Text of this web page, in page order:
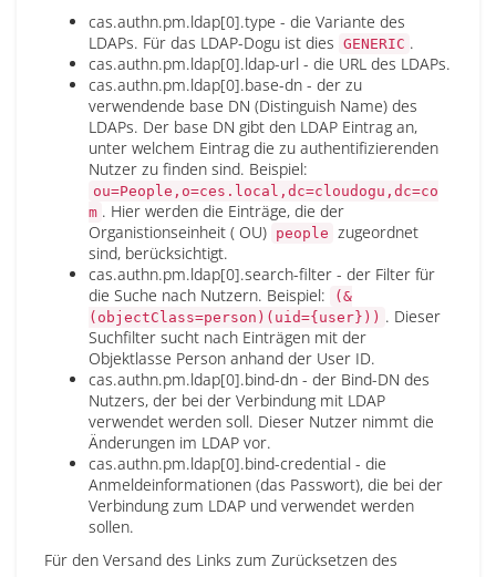
cas.authn.pm.ldap[0].type - die Variante des
LDAPs. Für das LDAP-Dogu ist dies GENERIC .
cas.authn.pm.ldap[0].ldap-url - die URL des LDAPs.
cas.authn.pm.ldap[0].base-dn - der zu
verwendende base DN (Distinguish Name) des
LDAPs. Der base DN gibt den LDAP Eintrag an,
unter welchem Eintrag die zu authentifizierenden
Nutzer zu finden sind. Beispiel:
ou=People,o=ces.local,dc=cloudogu,dc=co
m . Hier werden die Einträge, die der
Organistionseinheit ( OU) people zugeordnet
sind, berücksichtigt.
cas.authn.pm.ldap[0].search-filter - der Filter für
die Suche nach Nutzern. Beispiel:
(&
(objectClass=person)(uid={user})) . Dieser
Suchfilter sucht nach Einträgen mit der
Objektlasse Person anhand der User ID.
cas.authn.pm.ldap[0].bind-dn - der Bind-DN des
Nutzers, der bei der Verbindung mit LDAP
verwendet werden soll. Dieser Nutzer nimmt die
Änderungen im LDAP vor.
cas.authn.pm.ldap[0].bind-credential - die
Anmeldeinformationen (das Passwort), die bei der
Verbindung zum LDAP und verwendet werden
sollen.
Für den Versand des Links zum Zurücksetzen des